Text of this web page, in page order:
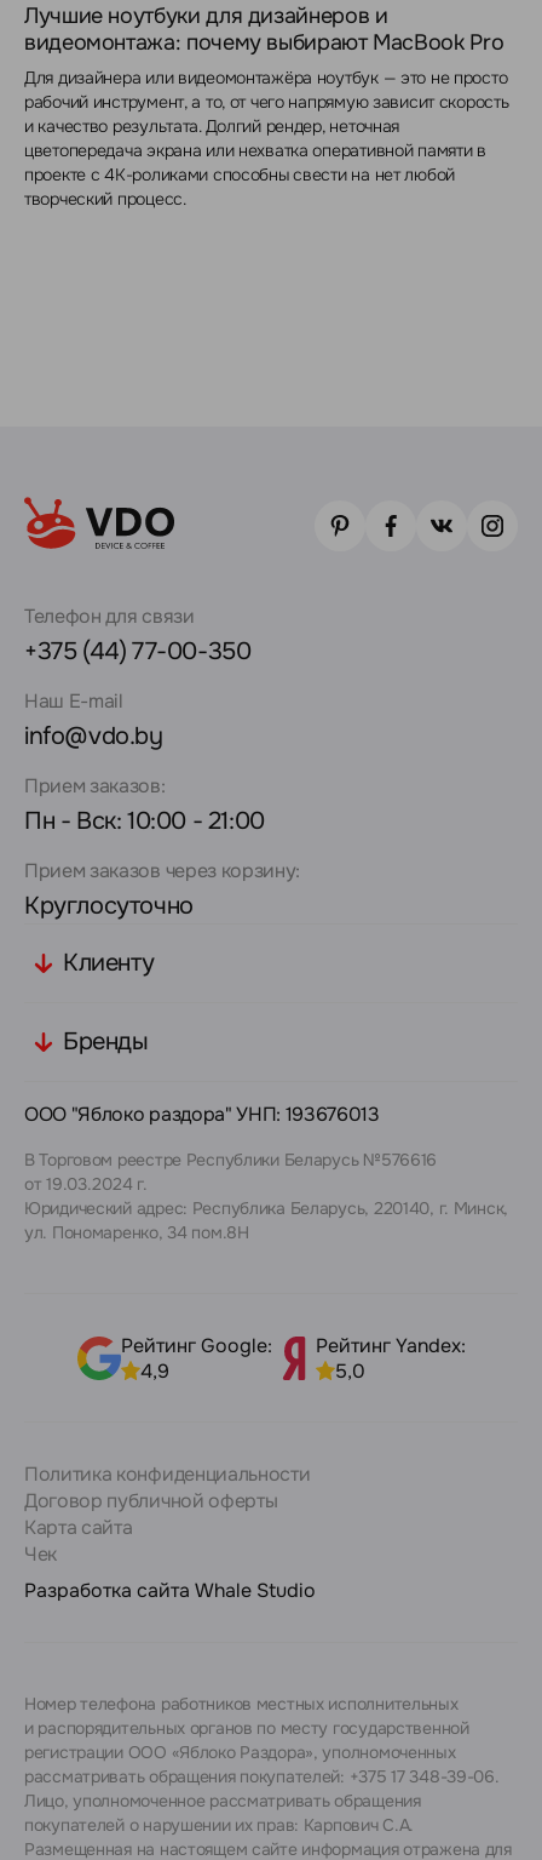
Лучшие ноутбуки для дизайнеров и
видеомонтажа: почему выбирают MacBook Pro
Для дизайнера или видеомонтажёра ноутбук — это не просто
рабочий инструмент, а то, от чего напрямую зависит скорость
и качество результата. Долгий рендер, неточная
цветопередача экрана или нехватка оперативной памяти в
проекте с 4K-роликами способны свести на нет любой
творческий процесс.
Телефон для связи
+375 (44) 77-00-350
Наш E-mail
info@vdo.by
Прием заказов:
Пн - Вск: 10:00 - 21:00
Прием заказов через корзину:
Круглосуточно
Клиенту
Бренды
ООО "Яблоко раздора" УНП: 193676013
В Торговом реестре Республики Беларусь №576616
от 19.03.2024 г.
Юридический адрес: Республика Беларусь, 220140, г. Минск,
ул. Пономаренко, 34 пом.8Н
Рейтинг Google:
4,9
Рейтинг Yandex:
5,0
Политика конфиденциальности
Договор публичной оферты
Карта сайта
Чек
Разработка сайта Whale Studio
Номер телефона работников местных исполнительных
и распорядительных органов по месту государственной
регистрации ООО «Яблоко Раздора», уполномоченных
рассматривать обращения покупателей: +375 17 348-39-06.
Лицо, уполномоченное рассматривать обращения
покупателей о нарушении их прав: Карпович С.А.
Размещенная на настоящем сайте информация отражена для